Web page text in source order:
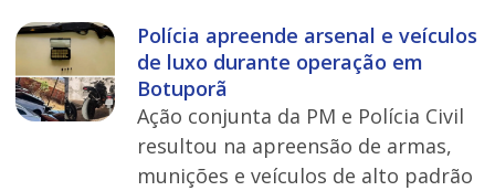
Polícia apreende arsenal e veículos
de luxo durante operação em
Botuporã
Ação conjunta da PM e Polícia Civil
resultou na apreensão de armas,
munições e veículos de alto padrão